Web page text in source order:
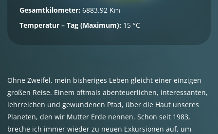
Gesamtkilometer: 6883.92 Km
Temperatur – Tag (Maximum): 15 °C
Ohne Zweifel, mein bisheriges Leben gleicht einer einzigen
großen Reise. Einem oftmals abenteuerlichen, interessanten,
lehrreichen und gewundenen Pfad, über die Haut unseres
Planeten, den wir Mutter Erde nennen. Schon seit 1983,
breche ich immer wieder zu neuen Exkursionen auf, um